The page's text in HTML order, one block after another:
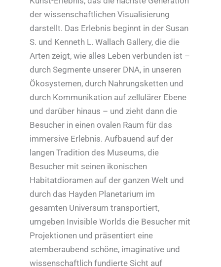
der wissenschaftlichen Visualisierung
darstellt. Das Erlebnis beginnt in der Susan
S. und Kenneth L. Wallach Gallery, die die
Arten zeigt, wie alles Leben verbunden ist –
durch Segmente unserer DNA, in unseren
Ökosystemen, durch Nahrungsketten und
durch Kommunikation auf zellulärer Ebene
und darüber hinaus – und zieht dann die
Besucher in einen ovalen Raum für das
immersive Erlebnis. Aufbauend auf der
langen Tradition des Museums, die
Besucher mit seinen ikonischen
Habitatdioramen auf der ganzen Welt und
durch das Hayden Planetarium im
gesamten Universum transportiert,
umgeben Invisible Worlds die Besucher mit
Projektionen und präsentiert eine
atemberaubend schöne, imaginative und
wissenschaftlich fundierte Sicht auf